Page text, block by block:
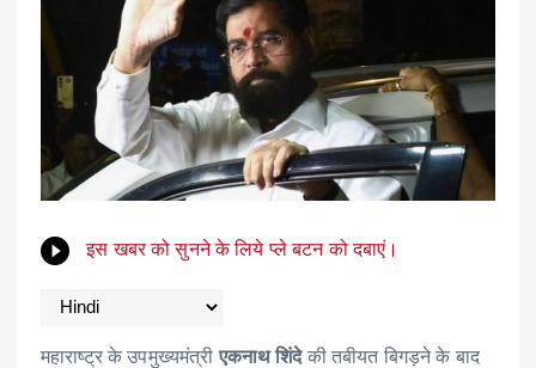
इस खबर को सुनने के लिये प्ले बटन को दबाएं।
महाराष्ट्र के उपमुख्यमंत्रीएकनाथ शिंदेकी तबीयत बिगड़ने के बाद